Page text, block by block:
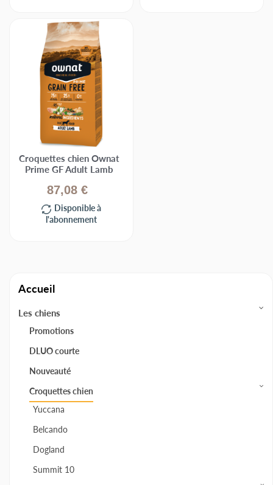
Croquettes chien Ownat
Prime GF Adult Lamb
87,08 €
Disponible à
l'abonnement
Accueil
Les chiens
Promotions
DLUO courte
Nouveauté
Croquettes chien
Yuccana
Belcando
Dogland
Summit 10